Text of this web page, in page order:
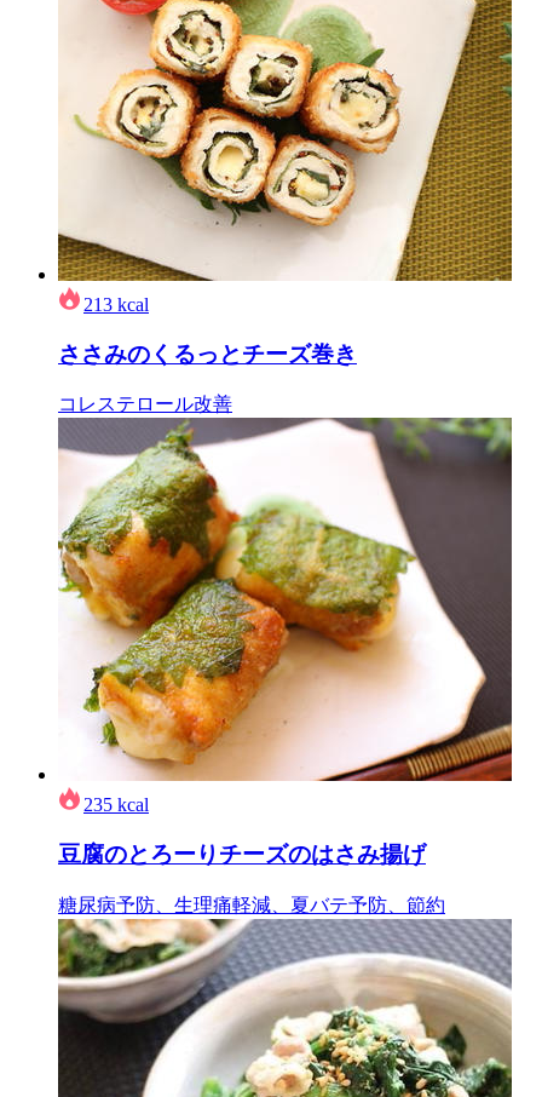
213 kcal
ささみのくるっとチーズ巻き
コレステロール改善
235 kcal
豆腐のとろーりチーズのはさみ揚げ
糖尿病予防、生理痛軽減、夏バテ予防、節約